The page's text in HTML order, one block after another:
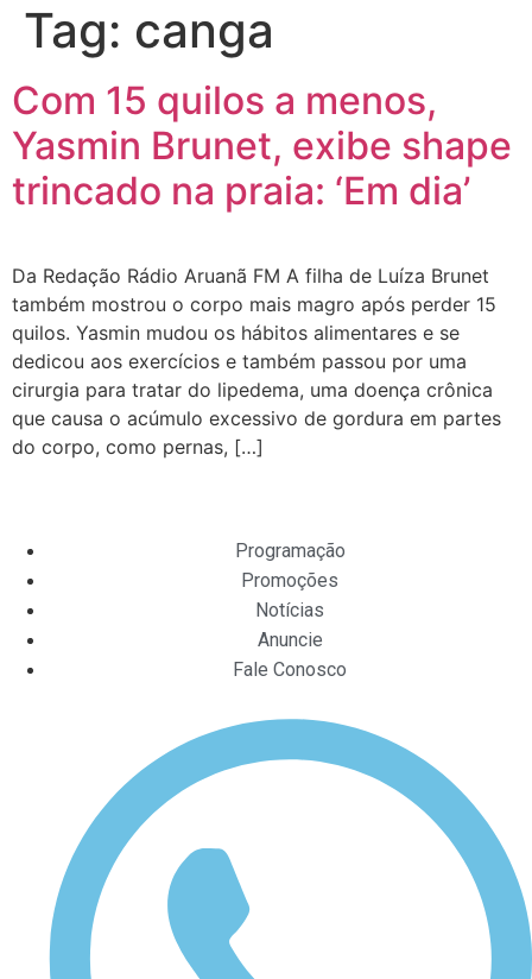
Tag: canga
Com 15 quilos a menos,
Yasmin Brunet, exibe shape
trincado na praia: ‘Em dia’
Da Redação Rádio Aruanã FM A filha de Luíza Brunet
também mostrou o corpo mais magro após perder 15
quilos. Yasmin mudou os hábitos alimentares e se
dedicou aos exercícios e também passou por uma
cirurgia para tratar do lipedema, uma doença crônica
que causa o acúmulo excessivo de gordura em partes
do corpo, como pernas, […]
Programação
Promoções
Notícias
Anuncie
Fale Conosco